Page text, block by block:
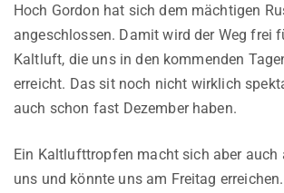
Hoch Gordon hat sich dem mächtigen
angeschlossen. Damit wird der Weg frei
Kaltluft, die uns in den kommenden
erreicht. Das sit noch nicht wirklich
auch schon fast Dezember haben.
Ein Kaltlufttropfen macht sich aber auch
uns und könnte uns am Freitag